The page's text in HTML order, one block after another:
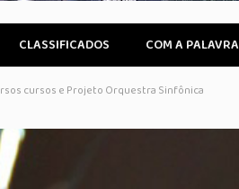
CLASSIFICADOS COM A PALAVRA
cursos e Projeto Orquestra Sinfônica